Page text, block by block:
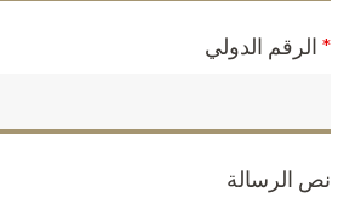
*
نص الرسالة